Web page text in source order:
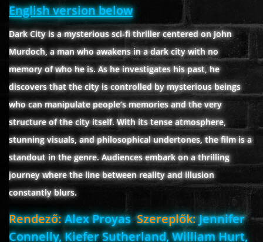
www.onlinefilmvilag2.eu,Copyright © 2017-2026 Az oldal nem tárol
semmilyen jogsértő tartalmat. Minden adat külső forrásból származik |
Frissítve: 2026.07.27|Fel ↑
English version below
Dark City is a mysterious sci-fi thriller centered on John
Murdoch, a man who awakens in a dark city with no
memory of who he is. As he investigates his past, he
discovers that the city is controlled by mysterious beings
who can manipulate people’s memories and the very
structure of the city itself. With its tense atmosphere,
stunning visuals, and philosophical undertones, the film is a
standout in the genre. Audiences embark on a thrilling
journey where the line between reality and illusion
constantly blurs.
Rendező:Alex ProyasSzereplők:Jennifer
Connelly, Kiefer Sutherland, William Hurt,